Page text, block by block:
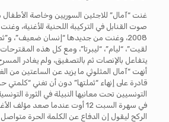
غنت “آمال” للاجئين السوريين وخاصة
صوت القنابل في التركيبة اللحنية للأغنية،
2008، وغنت من جديدها “إنسان ضعيف”،
لقيت”، “ليام”، “ليبرتا”، ومع كل هذه المقترحات
يتفاعل بالإنصات ثم بالتصفيق، ولم يغادر
أنهت “آمال المثلوثي ما يزيد عن الساعتين من
قادرة على إنهاء “ثملتها” دون أن تغني “كلمتي
التونسيين تحت معانيها النبيلة في الثورة
في سهرة السبت 12 أوت عندما صعد
الركح ليقول إن الدفاع عن الكلمة الحرة